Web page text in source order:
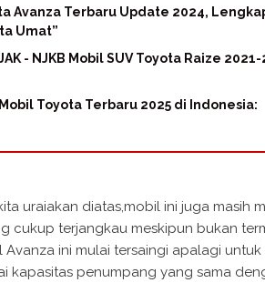
Avanza Terbaru Update 2024,
Umat”
- NJKB Mobil SUV Toyota Raize
Toyota Terbaru 2025 di Indonesia:
uraiakan diatas,mobil ini juga masih
cukup terjangkau meskipun bukan
ini mulai tersaingi apalagi
kapasitas penumpang yang sama